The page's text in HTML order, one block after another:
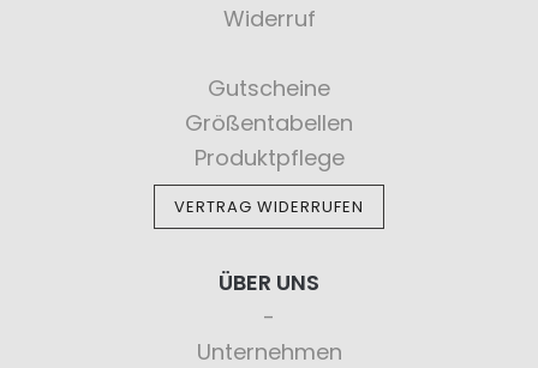
Widerruf
Gutscheine
Größentabellen
Produktpflege
VERTRAG WIDERRUFEN
ÜBER UNS
Unternehmen